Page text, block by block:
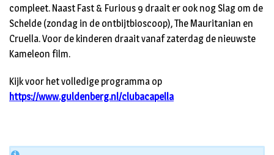
compleet. Naast Fast & Furious 9 draait er ook nog Slag om de
Schelde (zondag in de ontbijtbioscoop), The Mauritanian en
Cruella. Voor de kinderen draait vanaf zaterdag de nieuwste
Kameleon film.
Kijk voor het volledige programma op
https://www.guldenberg.nl/clubacapella